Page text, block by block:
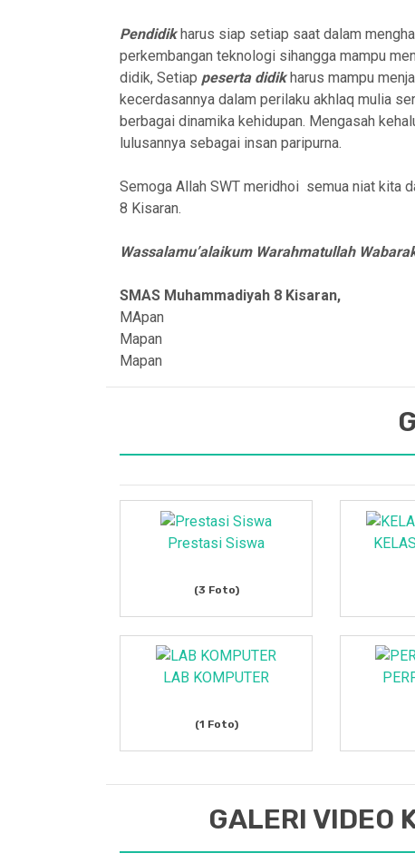
Pendidik harus siap setiap saat dalam
perkembangan teknologi sihangga mampu
didik, Setiap peserta didikharus mampu
kecerdasannya dalam perilaku akhlaq mulia
berbagai dinamika kehidupan. Mengasah
lulusannya sebagai insan paripurna.
Semoga Allah SWT meridhoi semua niat kita
8 Kisaran.
Wassalamu’alaikum Warahmatullah
SMAS Muhammadiyah 8 Kisaran,
MApan
Mapan
Mapan
Prestasi Siswa
(3 Foto)
LAB KOMPUTER
(1 Foto)
GALERI VIDEO
Serah Terima Jabatan